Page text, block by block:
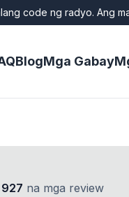
code ng radyo. Ang
BlogMga Gabay
927 na mga review